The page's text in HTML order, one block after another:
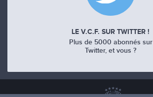
LE V.C.F. SUR TWITTER !
Plus de 5000 abonnés sur
Twitter, et vous ?